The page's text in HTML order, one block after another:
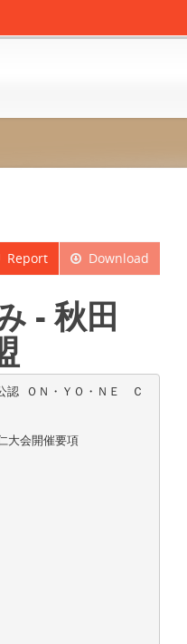
Download
Report
- 秋田
認 ＯＮ・ＹＯ・ＮＥ Ｃ
大会開催要項